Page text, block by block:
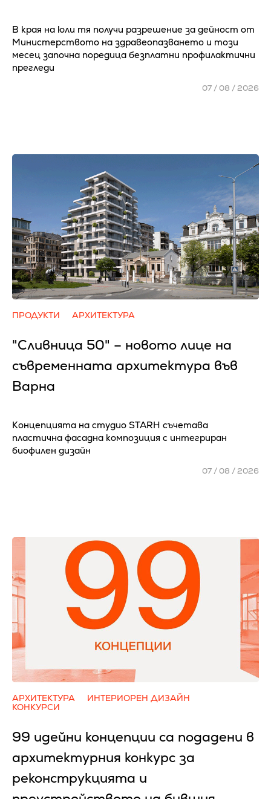
В края на юли тя получи разрешение за дейност от
Министерството на здравеопазването и този
месец започна поредица безплатни профилактични
прегледи
07 / 08 / 2026
ПРОДУКТИ АРХИТЕКТУРА
"Сливница 50" – новото лице на
съвременната архитектура във
Варна
Концепцията на студио STARH съчетава
пластична фасадна композиция с интегриран
биофилен дизайн
07 / 08 / 2026
АРХИТЕКТУРА
ИНТЕРИОРЕН ДИЗАЙН
КОНКУРСИ
99 идейни концепции са подадени в
архитектурния конкурс за
реконструкцията и